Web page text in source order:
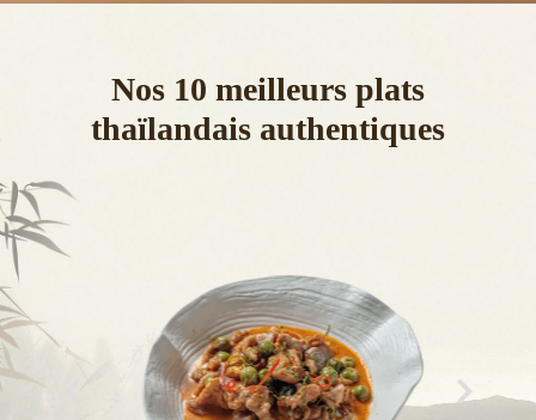
Nos 10 meilleurs plats
thaïlandais authentiques